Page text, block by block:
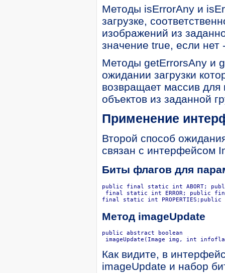
Методы isErrorAny и
загрузке,
изображений из
значение true, если нет
Методы getErrorsAny и
ожидании загрузки
возвращает массив для
объектов из заданной
Применение
Второй способ
связан с интерфейсом
Биты флагов для
public final static int ABORT;
final static int ERROR; public
final static int
Метод imageUpdate
public abstract boolean
imageUpdate(Image img, int
Как видите, в
imageUpdate и набор